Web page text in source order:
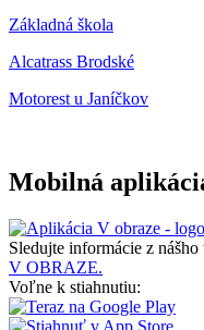
Základná škola
Alcatrass Brodské
Motorest u Janíčkov
Mobilná
Sledujte informácie z
V OBRAZE.
Voľne k stiahnutiu: